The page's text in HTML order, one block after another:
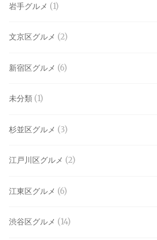
岩手グルメ (1)
文京区グルメ (2)
新宿区グルメ (6)
未分類 (1)
杉並区グルメ (3)
江戸川区グルメ (2)
江東区グルメ (6)
渋谷区グルメ (14)